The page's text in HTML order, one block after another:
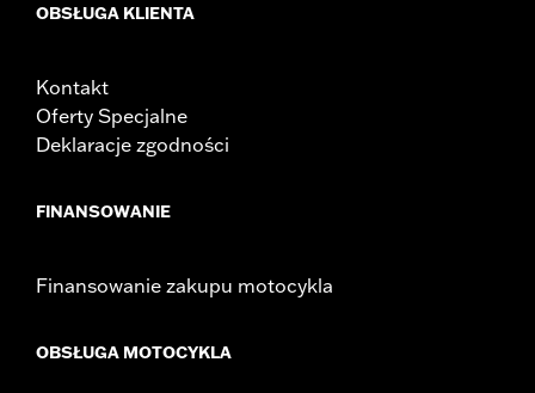
OBSŁUGA KLIENTA
Kontakt
Oferty Specjalne
Deklaracje zgodności
FINANSOWANIE
Finansowanie zakupu motocykla
OBSŁUGA MOTOCYKLA